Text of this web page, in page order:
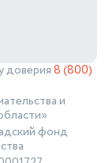
доверия8 (800)
и
фонд